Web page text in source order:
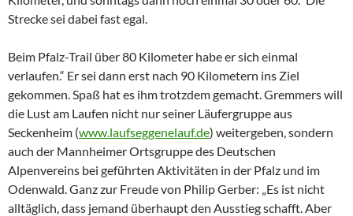
Strecke sei dabei fast egal.
Beim Pfalz-Trail über 80 Kilometer habe er sich einmal
verlaufen.“ Er sei dann erst nach 90 Kilometern ins Ziel
gekommen. Spaß hat es ihm trotzdem gemacht. Gremmers will
die Lust am Laufen nicht nur seiner Läufergruppe aus
Seckenheim (www.laufseggenelauf.de) weitergeben, sondern
auch der Mannheimer Ortsgruppe des Deutschen
Alpenvereins bei geführten Aktivitäten in der Pfalz und im
Odenwald. Ganz zur Freude von Philip Gerber: „Es ist nicht
alltäglich, dass jemand überhaupt den Ausstieg schafft. Aber